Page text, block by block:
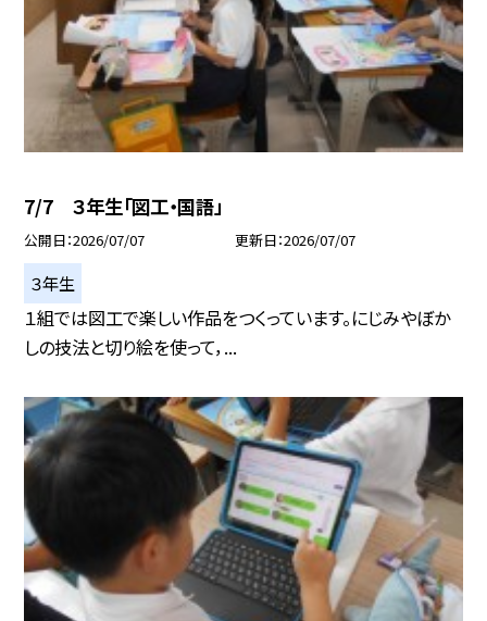
7/7 ３年生「図工・国語」
公開日 2026/07/07 更新日 2026/07/07
３年生
１組では図工で楽しい作品をつくっています。にじみやぼか
しの技法と切り絵を使って，...